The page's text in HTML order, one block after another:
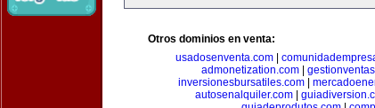
Otros dominios en venta:
usadosenventa.com|
admonetization.com|
inversionesbursatiles.com|
autosenalquiler.com|